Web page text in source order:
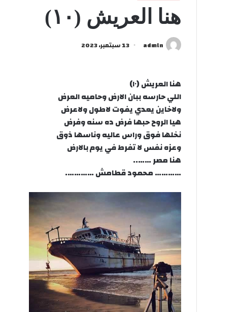
هنا العريش (١٠)
admln 13 سبتمبر، 2023
هنا العريش (١٠)
اللي حارسه ببان الارض وحاميه العرض
ولاخاين يعدي يفوت لاطول ولاعرض
هيا الروح حبها فرض ده سنه وفرض
نخلها فوق وراس عاليه وناسها ذوق
وعزه نفس لا تفرط في يوم بالارض
هنا مصر ……..
………… محمود قطامش ………….